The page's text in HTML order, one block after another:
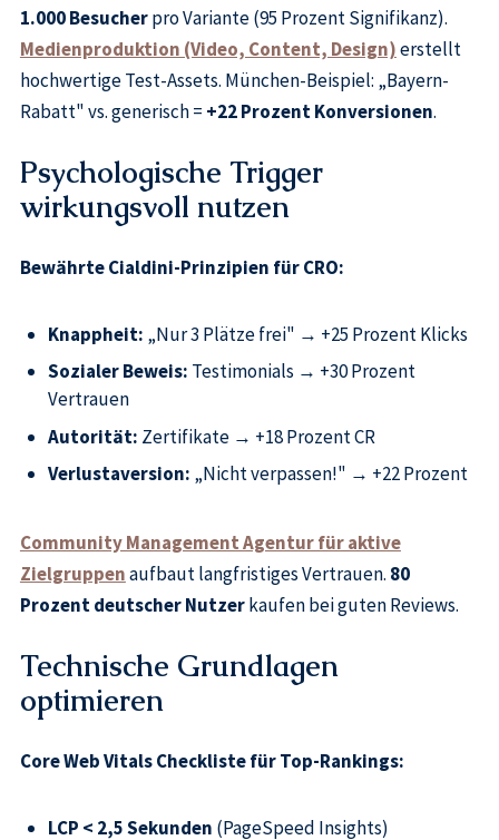
1.000 Besucherpro Variante (95 Prozent Signifikanz).
Medienproduktion (Video, Content, Design)erstellt
hochwertige Test-Assets. München-Beispiel: „Bayern-
Rabatt" vs. generisch = +22 Prozent Konversionen.
Psychologische Trigger
wirkungsvoll nutzen
Bewährte Cialdini-Prinzipien für CRO:
Knappheit: „Nur 3 Plätze frei" → +25 Prozent Klicks
Sozialer Beweis: Testimonials → +30 Prozent
Vertrauen
Autorität: Zertifikate → +18 Prozent CR
Verlustaversion: „Nicht verpassen!" → +22 Prozent
Community Management Agentur für aktive
Zielgruppenaufbaut langfristiges Vertrauen. 80
Prozent deutscher Nutzerkaufen bei guten Reviews.
Technische Grundlagen
optimieren
Core Web Vitals Checkliste für Top-Rankings:
LCP < 2,5 Sekunden (PageSpeed Insights)